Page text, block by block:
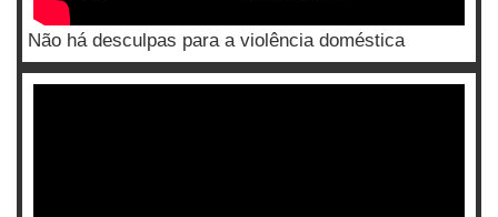
Não há desculpas para a violência doméstica